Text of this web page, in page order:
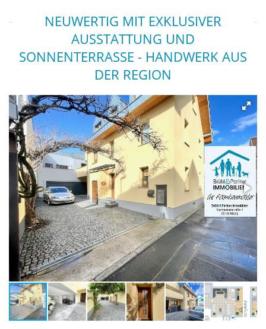
NEUWERTIG MIT EXKLUSIVER
AUSSTATTUNG UND
SONNENTERRASSE - HANDWERK AUS
DER REGION